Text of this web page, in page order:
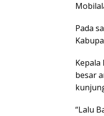
Pada
besar
“Lalu